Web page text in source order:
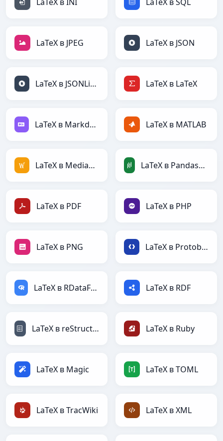
LaTeX в JPEG LaTeX в JSON
LaTeX в JSONLines LaTeX в LaTeX
LaTeX в Markdown LaTeX в MATLAB
LaTeX в MediaWiki LaTeX в PandasDataFrame
LaTeX в PDF LaTeX в PHP
LaTeX в PNG LaTeX в Protobuf
LaTeX в RDataFrame LaTeX в RDF
LaTeX в reStructuredText LaTeX в Ruby
LaTeX в Magic LaTeX в TOML
LaTeX в TracWiki LaTeX в XML